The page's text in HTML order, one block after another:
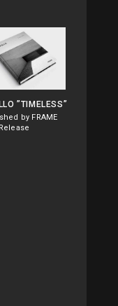
”TIMELESS”
by FRAME